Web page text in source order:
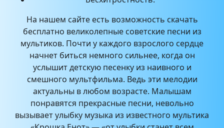
На нашем сайте есть возможность скачать
бесплатно великолепные советские песни из
мультиков. Почти у каждого взрослого сердце
начнет биться немного сильнее, когда он
услышит детскую песенку из наивного и
смешного мультфильма. Ведь эти мелодии
актуальны в любом возрасте. Малышам
понравятся прекрасные песни, невольно
вызывает улыбку музыка из известного мультика